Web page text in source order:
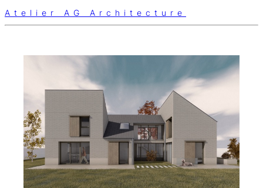
Atelier AG Architecture